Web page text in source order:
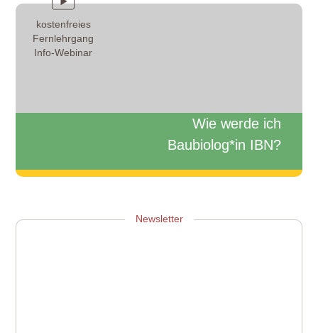
kostenfreies
Fernlehrgang
Info-Webinar
Wie werde ich
Baubiolog*in IBN?
Newsletter